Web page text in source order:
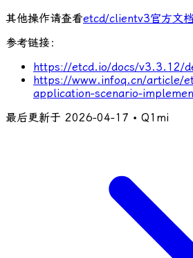
其他操作请查看etcd/clientv3官方文档
参考链接：
https://etcd.io/docs/v3.3.12/
https://www.infoq.cn/article/
application-scenario-
最后更新于 2026-04-17 • Q1mi